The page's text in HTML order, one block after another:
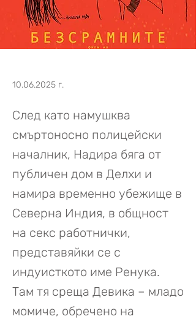
10.06.2025 г.
След като намушква
смъртоносно полицейски
началник, Надира бяга от
публичен дом в Делхи и
намира временно убежище в
Северна Индия, в общност
на секс работнички,
представяйки се с
индуисткото име Ренука.
Там тя среща Девика – младо
момиче, обречено на